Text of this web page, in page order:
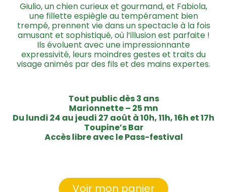
Giulio, un chien curieux et gourmand, et Fabiola,
une fillette espiègle au tempérament bien
trempé, prennent vie dans un spectacle à la fois
amusant et sophistiqué, où l’illusion est parfaite !
Ils évoluent avec une impressionnante
expressivité, leurs moindres gestes et traits du
visage animés par des fils et des mains expertes.
Tout public dès 3 ans
Marionnette – 25 mn
Du lundi 24 au jeudi 27 août à 10h, 11h, 16h et 17h
Toupine’s Bar
Accès libre avec le Pass-festival
Voir mon panier